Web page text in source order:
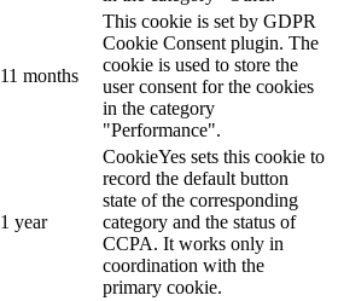
11 months
This cookie is set by GDPR
Cookie Consent plugin. The
cookie is used to store the
user consent for the cookies
in the category
"Performance".
1 year
CookieYes sets this cookie to
record the default button
state of the corresponding
category and the status of
CCPA. It works only in
coordination with the
primary cookie.